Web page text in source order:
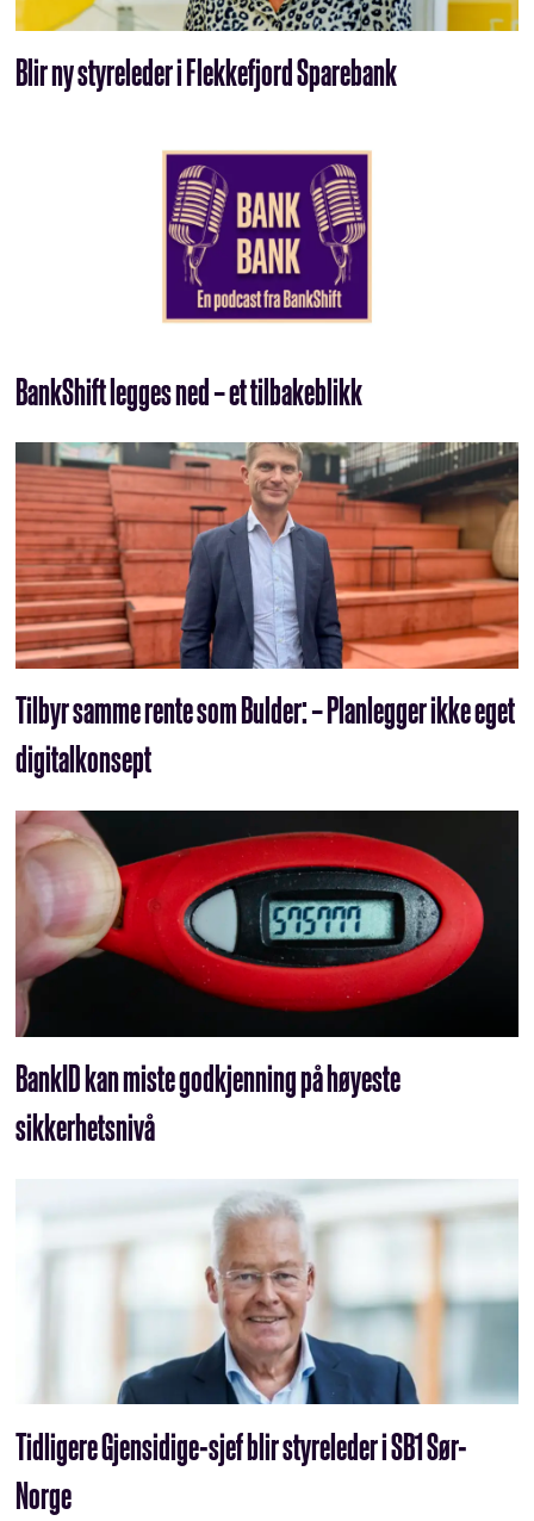
Blir ny styreleder i Flekkefjord Sparebank
BankShift legges ned – et tilbakeblikk
Tilbyr samme rente som Bulder: – Planlegger ikke eget
digitalkonsept
BankID kan miste godkjenning på høyeste
sikkerhetsnivå
Tidligere Gjensidige-sjef blir styreleder i SB1 Sør-
Norge